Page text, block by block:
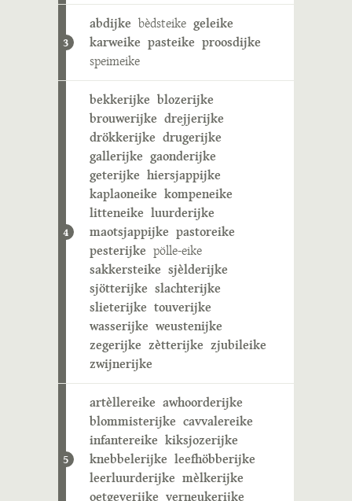
3
abdijke bèdsteike geleike
karweike pasteike proosdijke
speimeike
4
bekkerijke blozerijke
brouwerijke drejjerijke
drökkerijke drugerijke
gallerijke gaonderijke
geterijke hiersjappijke
kaplaoneike kompeneike
litteneike luurderijke
maotsjappijke pastoreike
pesterijke pölle-eike
sakkersteike sjèlderijke
sjötterijke slachterijke
slieterijke touverijke
wasserijke weustenijke
zegerijke zètterijke zjubileike
zwijnerijke
5
artèllereike awhoorderijke
blommisterijke cavvalereike
infantereike kiksjozerijke
knebbelerijke leefhöbberijke
leerluurderijke mèlkerijke
oetgeverijke verneukerijke